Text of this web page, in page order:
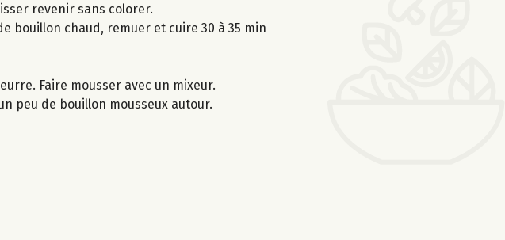
revenir sans colorer.
bouillon chaud, remuer et cuire 30 à 35 min
Faire mousser avec un mixeur.
peu de bouillon mousseux autour.